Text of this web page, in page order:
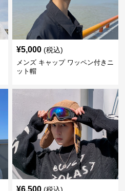
¥5,000 (税込)
メンズ キャップ ワッペン付きニ
ット帽
¥6,500